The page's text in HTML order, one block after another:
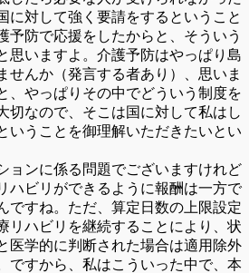
に対して強く要請をするということ
予防で応援をしたからと、そういう
思いますよ。介護予防はやっぱり島
せんか（発言する者あり）、思いま
、やっぱりその中でどういう制度を
切なので、そこは国に対して私はし
いうことを御理解いただきたいとい
ンに係る問題でございますけれど
ハビリができるように報酬は一方で
ですね。ただ、算定日数の上限設定
リハビリを継続することにより、状
医学的に判断された場合は適用除外
ですから、私はこういった中で、本